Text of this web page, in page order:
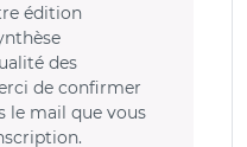
édition
des
de confirmer
le mail que vous